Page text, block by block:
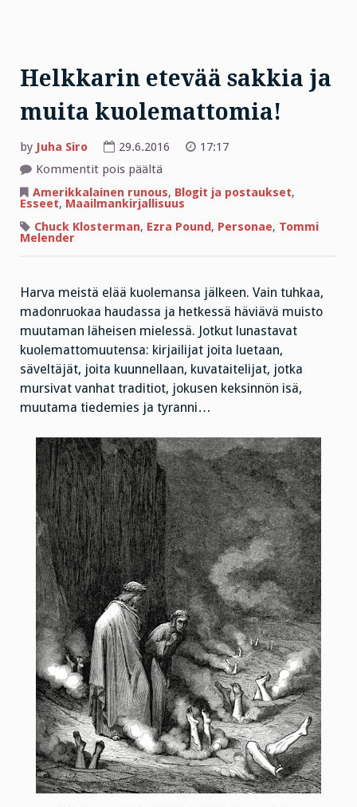
Helkkarin etevää sakkia ja
muita kuolemattomia!
by Juha Siro 29.6.2016
17:17
Kommentit pois päältä
etevää
sakkia
muita
kuolemattomia!
Amerikkalainen runous, Blogit ja postaukset,
Esseet, Maailmankirjallisuus
Chuck Klosterman, Ezra Pound, Personae, Tommi
Melender
Harva meistä elää kuolemansa jälkeen. Vain tuhkaa,
madonruokaa haudassa ja hetkessä häviävä muisto
muutaman läheisen mielessä. Jotkut lunastavat
kuolemattomuutensa: kirjailijat joita luetaan,
säveltäjät, joita kuunnellaan, kuvataitelijat, jotka
mursivat vanhat traditiot, jokusen keksinnön isä,
muutama tiedemies ja tyranni…